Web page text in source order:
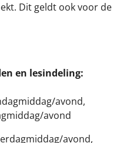
Dit geldt ook voor de
en lesindeling:
avond,
avond
avond,